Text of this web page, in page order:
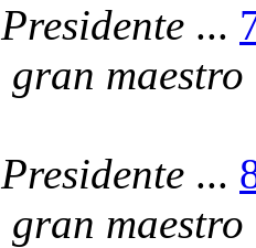
Presidente ...
gran
Presidente ...
gran